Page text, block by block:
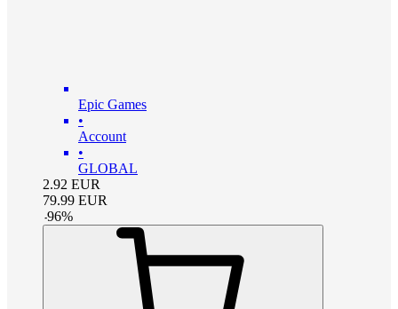
Epic Games
•
Account
•
GLOBAL
2.92 EUR
79.99 EUR
-96%